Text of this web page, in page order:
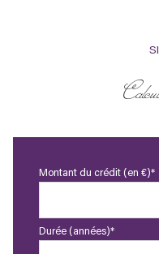
Montant du crédit (en €)*
Durée (années)*